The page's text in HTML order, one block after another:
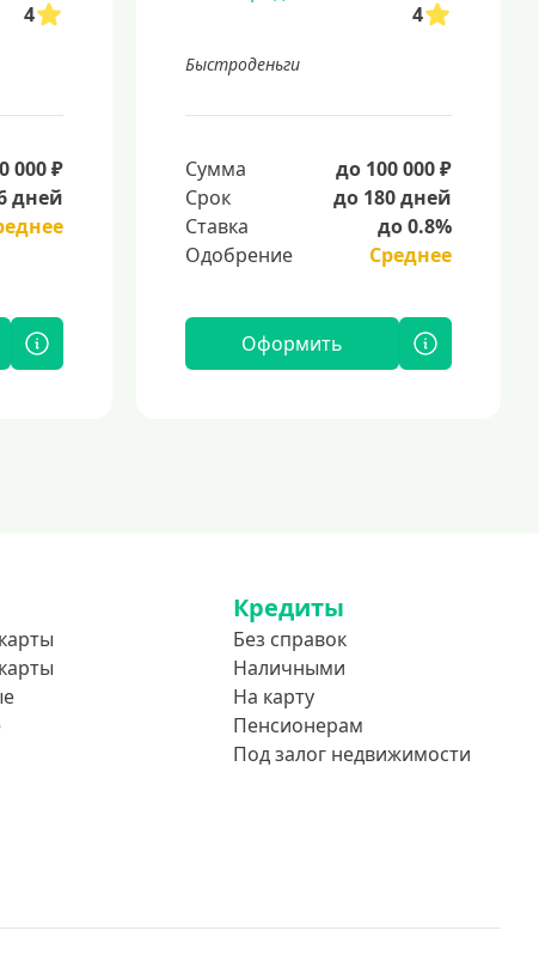
4
000 ₽
дней
4
Быстроденьги
Сумма
до 100 000 ₽
Срок
до 180 дней
Ставка
до 0.8%
Одобрение
Среднее
Оформить
Кредиты
Без справок
Наличными
На карту
Пенсионерам
Под залог недвижимости